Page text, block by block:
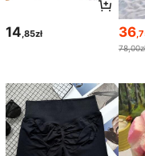
14,85zł 36
78,00zł